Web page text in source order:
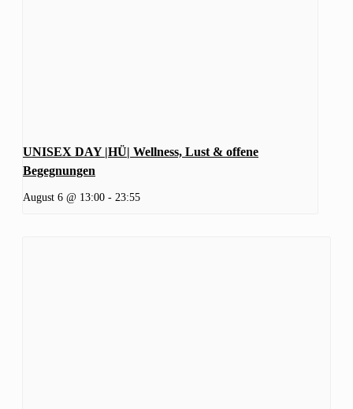
UNISEX DAY |HÜ| Wellness, Lust & offene
Begegnungen
August 6 @ 13:00 - 23:55